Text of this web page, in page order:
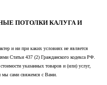
ПОТОЛКИ КАЛУГА И
и ни при каких условиях не является
Статьи 437 (2) Гражданского кодекса РФ.
указанных товаров и (или) услуг,
мы сами свяжемся с Вами.